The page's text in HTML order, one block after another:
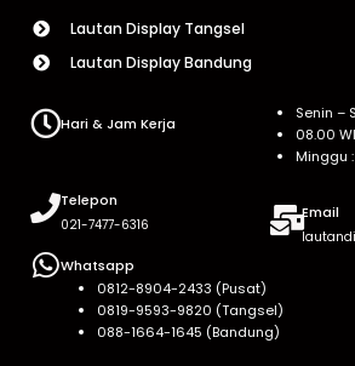
Lautan Display Tangsel
Lautan Display Bandung
Hari & Jam Kerja
Senin –
08.00
Minggu
Telepon
021-7477-6316
Email
Whatsapp
0812-8904-2433 (Pusat)
0819-9593-9820 (Tangsel)
088-1664-1645 (Bandung)